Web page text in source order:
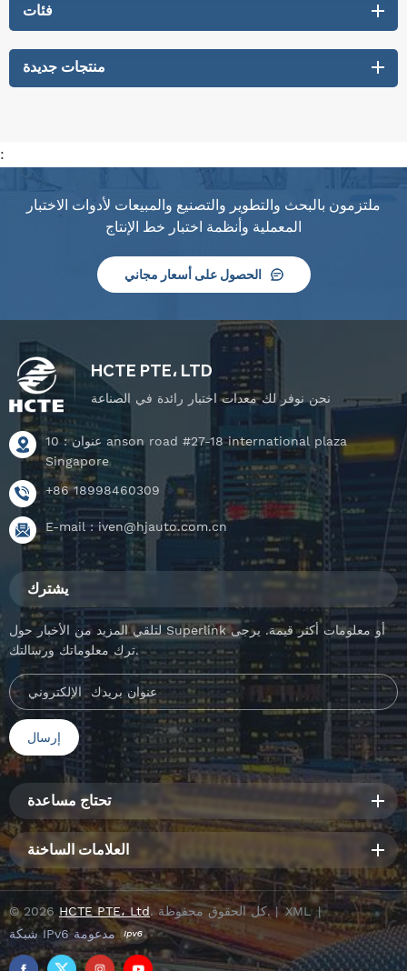
فئات
منتجات جديدة
:
ملتزمون بالبحث والتطوير والتصنيع والمبيعات لأدوات الاختبار
المعملية وأنظمة اختبار خط الإنتاج
الحصول على أسعار مجاني
HCTE PTE، LTD
نحن نوفر لك معدات اختبار رائدة في الصناعة
عنوان : 10 anson road #27-18 international plaza
Singapore
+86 18998460309
E-mail :iven@hjauto.com.cn
يشترك
لتلقي المزيد من الأخبار حول Superlink أو معلومات أكثر قيمة. يرجى
ترك معلوماتك ورسالتك.
تحتاج مساعدة
العلامات الساخنة
© 2026 HCTE PTE، Ltd . كل الحقوق محفوظة. | XML
|
شبكة IPv6 مدعومة